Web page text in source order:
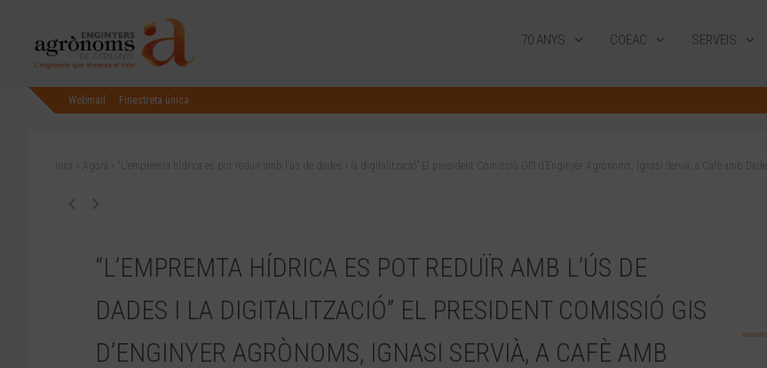
70 ANYS COEAC SERVEIS
Webmail Finestreta única
Inici Àgora “L’empremta hídrica es pot reduïr amb l’ús de dades i la digitalització” El president Comissió GIS d’Enginyer Agrònoms, Ignasi Servià, a Cafè amb Dades
“L’EMPREMTA HÍDRICA ES POT REDUÏR AMB L’ÚS DE
DADES I LA DIGITALITZACIÓ” EL PRESIDENT COMISSIÓ GIS
D’ENGINYER AGRÒNOMS, IGNASI SERVIÀ, A CAFÈ AMB